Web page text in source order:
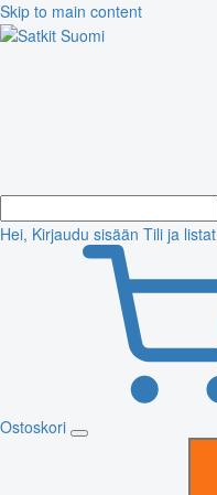
Skip to main content
Hei, Kirjaudu sisään Tili ja listat
Ostoskori